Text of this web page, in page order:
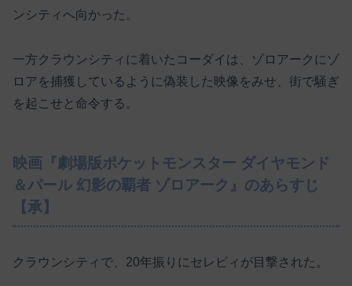
ンシティへ向かった。
一方クラウンシティに着いたコーダイは、ゾロアークにゾ
ロアを捕獲しているように偽装した映像をみせ、街で騒ぎ
を起こせと命令する。
映画『劇場版ポケットモンスター ダイヤモンド
＆パール 幻影の覇者 ゾロアーク』のあらすじ
【承】
クラウンシティで、20年振りにセレビィが目撃された。